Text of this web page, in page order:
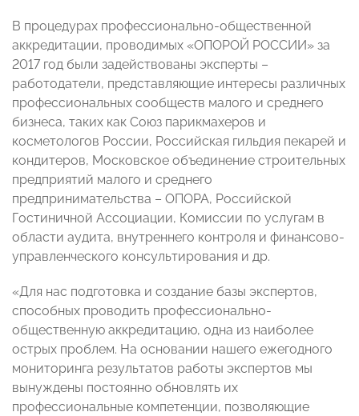
В процедурах профессионально-общественной
аккредитации, проводимых «ОПОРОЙ РОССИИ» за
2017 год были задействованы эксперты –
работодатели, представляющие интересы различных
профессиональных сообществ малого и среднего
бизнеса, таких как Союз парикмахеров и
косметологов России, Российская гильдия пекарей и
кондитеров, Московское объединение строительных
предприятий малого и среднего
предпринимательства – ОПОРА, Российской
Гостиничной Ассоциации, Комиссии по услугам в
области аудита, внутреннего контроля и финансово-
управленческого консультирования и др.
«Для нас подготовка и создание базы экспертов,
способных проводить профессионально-
общественную аккредитацию, одна из наиболее
острых проблем. На основании нашего ежегодного
мониторинга результатов работы экспертов мы
вынуждены постоянно обновлять их
профессиональные компетенции, позволяющие